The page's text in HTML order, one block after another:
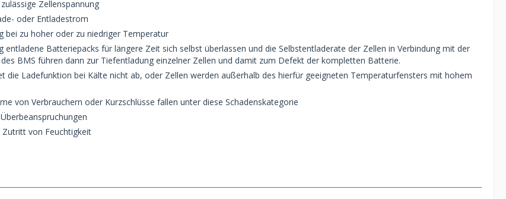
Zellenspannung
oder Entladestrom
bei zu hoher oder zu niedriger Temperatur
entladene Batteriepacks für längere Zeit sich selbst überlassen und die Selbstentladerate der Zellen in Verbindung mit der
BMS führen dann zur Tiefentladung einzelner Zellen und damit zum Defekt der kompletten Batterie.
die Ladefunktion bei Kälte nicht ab, oder Zellen werden außerhalb des hierfür geeigneten Temperaturfensters mit hohem
von Verbrauchern oder Kurzschlüsse fallen unter diese Schadenskategorie
von Feuchtigkeit